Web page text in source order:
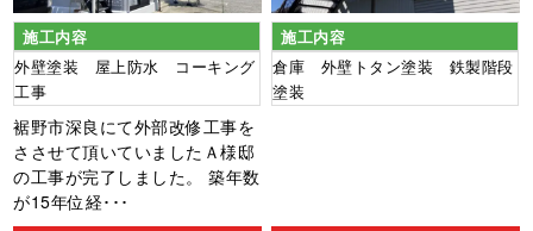
施工内容
外壁塗装 屋上防水 コーキング
工事
裾野市深良にて外部改修工事を
ささせて頂いていましたＡ様邸
の工事が完了しました。 築年数
が15年位経･･･
施工内容
倉庫 外壁トタン塗装 鉄製階段
塗装